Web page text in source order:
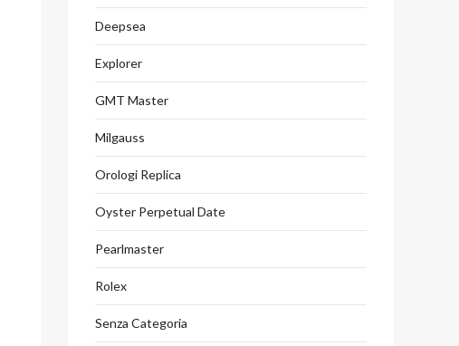
Deepsea
Explorer
GMT Master
Milgauss
Orologi Replica
Oyster Perpetual Date
Pearlmaster
Rolex
Senza Categoria